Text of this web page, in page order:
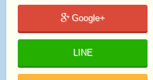
Google+
LINE